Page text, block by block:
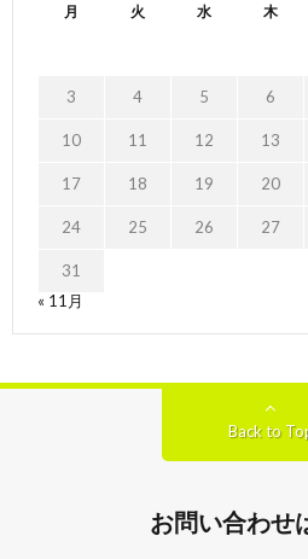
月 火 水 木
3 4 5 6
10 11 12 13
17 18 19 20
24 25 26 27
31
« 11月
Back to
お問い合わせ